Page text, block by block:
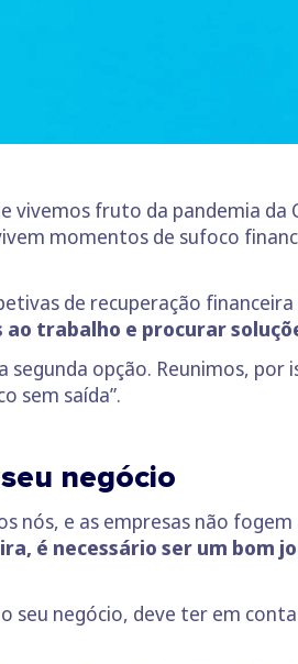
vivemos fruto da pandemia
momentos de sufoco
de recuperação
trabalho e procurar
opção. Reunimos,
sem saída”.
negócio
nós, e as empresas não fogem
é necessário ser um bom
seu negócio, deve ter em